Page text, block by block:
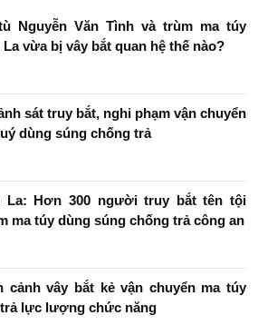
Nguyễn Văn Tình và trùm ma túy
vừa bị vây bắt quan hệ thế nào?
sát truy bắt, nghi phạm vận chuyển
dùng súng chống trả
La: Hơn 300 người truy bắt tên tội
ma túy dùng súng chống trả công an
cảnh vây bắt kẻ vận chuyển ma túy
lực lượng chức năng